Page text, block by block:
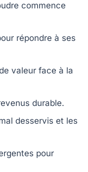
commence
répondre à ses
valeur face à la
durable.
desservis et les
pour